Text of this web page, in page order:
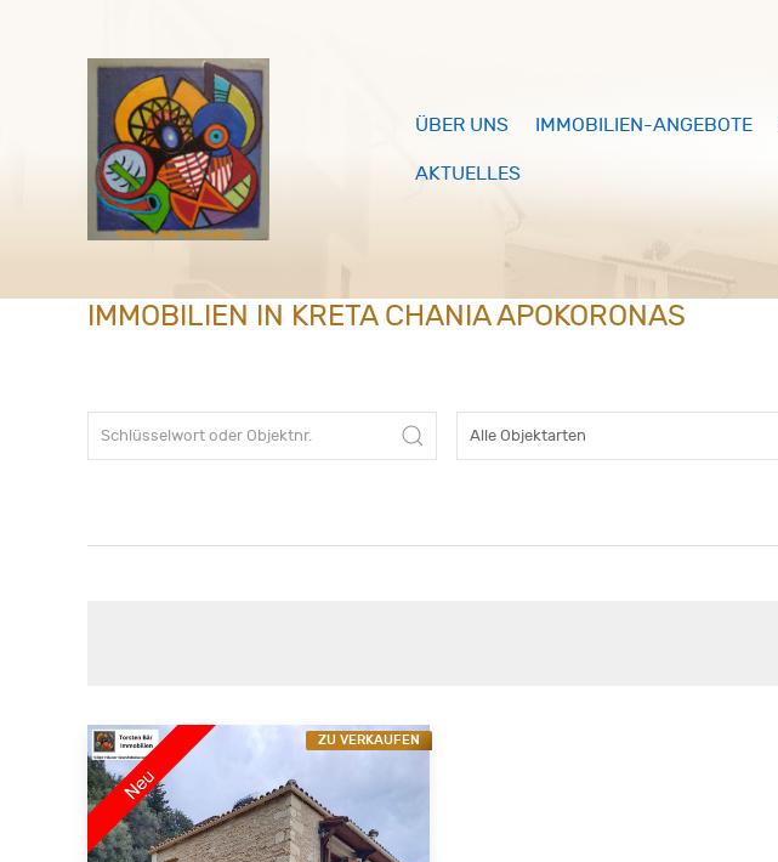
ÜBER UNS IMMOBILIEN-ANGEBOTE
AKTUELLES
IMMOBILIEN IN KRETA CHANIA APOKORONAS
ZU VERKAUFEN